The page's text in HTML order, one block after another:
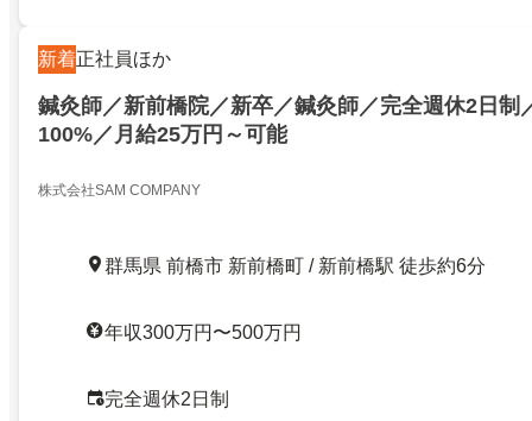
新着正社員ほか
鍼灸師／新前橋院／新卒／鍼灸師／完全週休2日制
100%／月給25万円～可能
株式会社SAM COMPANY
群馬県 前橋市 新前橋町 / 新前橋駅 徒歩約6分
年収300万円〜500万円
完全週休2日制